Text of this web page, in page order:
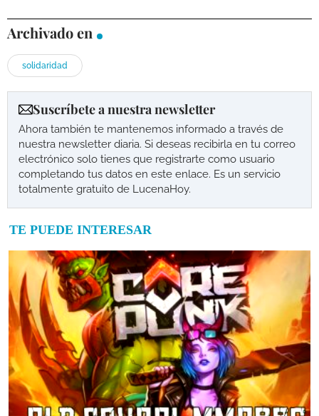
Archivado en
solidaridad
Suscríbete a nuestra newsletter
Ahora también te mantenemos informado a través de
nuestra newsletter diaria. Si deseas recibirla en tu correo
electrónico solo tienes que registrarte como usuario
completando tus datos en este enlace. Es un servicio
totalmente gratuito de LucenaHoy.
TE PUEDE INTERESAR